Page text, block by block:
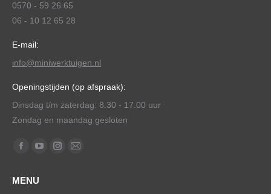
0570 - 59 26 65
06 - 10 12 65 28
E-mail:
info@miniwerktuigen.nl
Openingstijden (op afspraak):
Dinsdag t/m zaterdag: 8.30 - 17.00 uur
Zondag en maandag gesloten
Vind ons op:
Facebook
opens
YouTube
opens
Instagram
Mail
MENU